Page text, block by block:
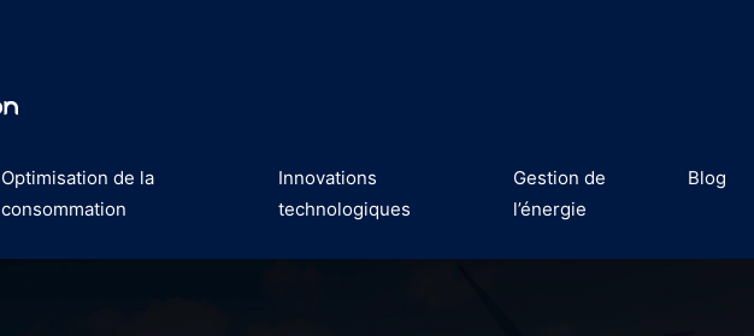
Optimisation de la
consommation
Innovations
technologiques
Gestion de
l’énergie
Blog